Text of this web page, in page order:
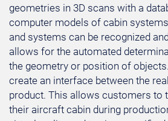
geometries in 3D scans with a
computer models of cabin
and systems can be recognized
allows for the automated
the geometry or position of
create an interface between the
product. This allows customers to
their aircraft cabin during